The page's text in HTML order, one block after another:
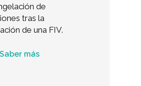
de
tras la
de una FIV.
Saber más